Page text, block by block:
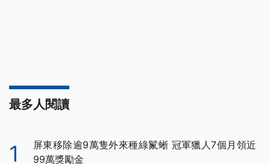
最多人閱讀
1
屏東移除逾9萬隻外來種綠鬣蜥 冠軍獵人7個月領近
99萬獎勵金